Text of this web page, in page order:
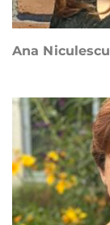
Ana Niculescu